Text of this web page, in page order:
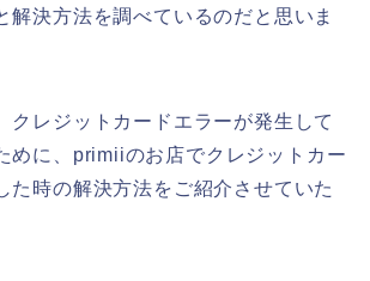
解決方法を調べているのだと思いま
クレジットカードエラーが発生して
めに、primiiのお店でクレジットカー
た時の解決方法をご紹介させていた